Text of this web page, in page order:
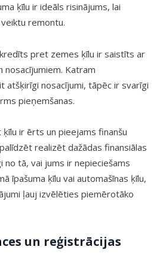
ķīlu ir ideāls risinājums, lai
remontu.
pret zemes ķīlu ir saistīts ar
nosacījumiem. Katram
atšķirīgi nosacījumi, tāpēc ir svarīgi
pieņemšanas.
ir ērts un pieejams finanšu
realizēt dažādas finansiālas
no tā, vai jums ir nepieciešams
īpašuma ķīlu vai automašīnas ķīlu,
ļauj izvēlēties piemērotāko
un reģistrācijas